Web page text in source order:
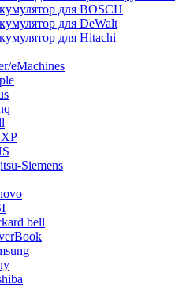
для BOSCH
для DeWalt
для Hitachi
eMachines
Siemens
bell